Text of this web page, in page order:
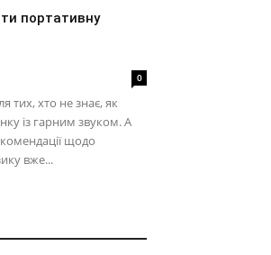
портативну
0
тих, хто не знає, як
із гарним звуком. А
щодо
вже...